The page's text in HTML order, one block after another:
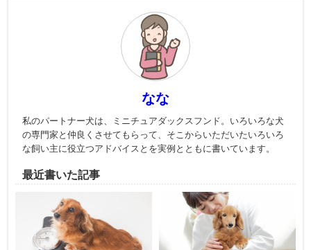
なな
私のパートナー犬は、ミニチュアダックスフンド。いろいろな犬
の専門家と仲良くさせてもらって、そこからいただいたいろいろ
な飼い主に役立つアドバイスとを実例とともに書いています。
最近書いた記事